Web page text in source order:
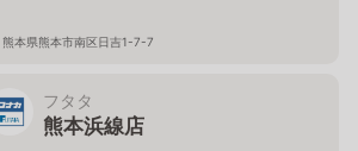
熊本県熊本市南区日吉1-7-7
フタタ
熊本浜線店